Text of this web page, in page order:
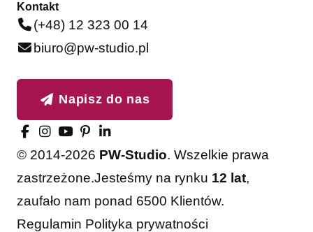
Kontakt
(+48) 12 323 00 14
biuro@pw-studio.pl
Napisz do nas
© 2014-2026 PW-Studio. Wszelkie prawa
zastrzeżone.Jesteśmy na rynku 12 lat,
zaufało nam ponad 6500 Klientów.
Regulamin Polityka prywatności
Akceptuję Odrzucam